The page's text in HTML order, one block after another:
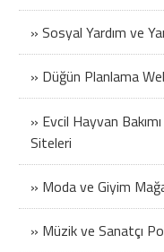
» Sosyal Yardım ve
» Düğün Planlama
» Evcil Hayvan
Siteleri
» Moda ve Giyim
» Müzik ve Sanatçı